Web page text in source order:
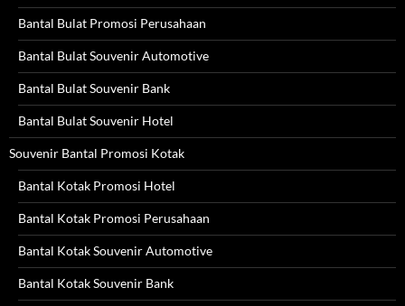
Bantal Bulat Promosi Perusahaan
Bantal Bulat Souvenir Automotive
Bantal Bulat Souvenir Bank
Bantal Bulat Souvenir Hotel
Souvenir Bantal Promosi Kotak
Bantal Kotak Promosi Hotel
Bantal Kotak Promosi Perusahaan
Bantal Kotak Souvenir Automotive
Bantal Kotak Souvenir Bank